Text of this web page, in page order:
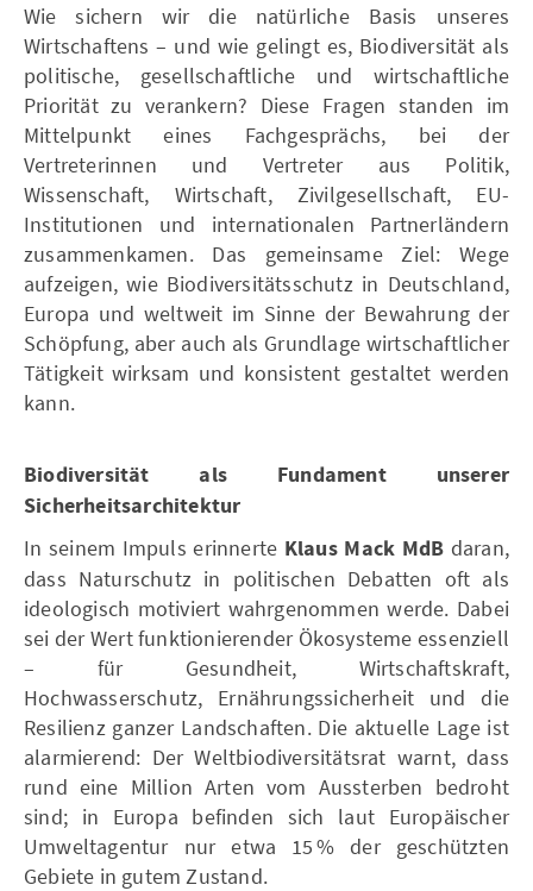
Wie sichern wir die natürliche Basis unseres
Wirtschaftens – und wie gelingt es, Biodiversität als
politische, gesellschaftliche und wirtschaftliche
Priorität zu verankern? Diese Fragen standen im
Mittelpunkt eines Fachgesprächs, bei der
Vertreterinnen und Vertreter aus Politik,
Wissenschaft, Wirtschaft, Zivilgesellschaft, EU-
Institutionen und internationalen Partnerländern
zusammenkamen. Das gemeinsame Ziel: Wege
aufzeigen, wie Biodiversitätsschutz in Deutschland,
Europa und weltweit im Sinne der Bewahrung der
Schöpfung, aber auch als Grundlage wirtschaftlicher
Tätigkeit wirksam und konsistent gestaltet werden
kann.
Biodiversität als Fundament unserer
Sicherheitsarchitektur
In seinem Impuls erinnerte Klaus Mack MdB daran,
dass Naturschutz in politischen Debatten oft als
ideologisch motiviert wahrgenommen werde. Dabei
sei der Wert funktionierender Ökosysteme essenziell
– für Gesundheit, Wirtschaftskraft,
Hochwasserschutz, Ernährungssicherheit und die
Resilienz ganzer Landschaften. Die aktuelle Lage ist
alarmierend: Der Weltbiodiversitätsrat warnt, dass
rund eine Million Arten vom Aussterben bedroht
sind; in Europa befinden sich laut Europäischer
Umweltagentur nur etwa 15 % der geschützten
Gebiete in gutem Zustand.